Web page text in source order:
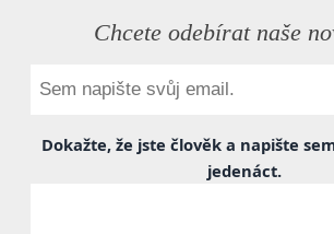
Chcete odebírat naše
Dokažte, že jste člověk a napište
jedenáct.